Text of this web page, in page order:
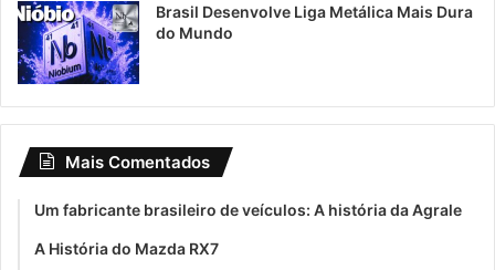
Brasil Desenvolve Liga Metálica Mais Dura
do Mundo
Mais Comentados
Um fabricante brasileiro de veículos: A história da Agrale
A História do Mazda RX7